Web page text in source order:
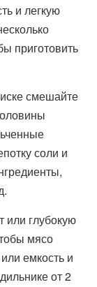
и легкую
приготовить
смешайте
соли и
или глубокую
мясо
емкость и
от 2